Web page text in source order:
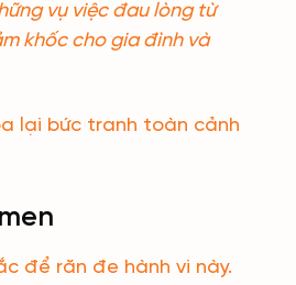
vụ việc đau lòng từ
khốc cho gia đình và
lại bức tranh toàn cảnh
để răn đe hành vi này.